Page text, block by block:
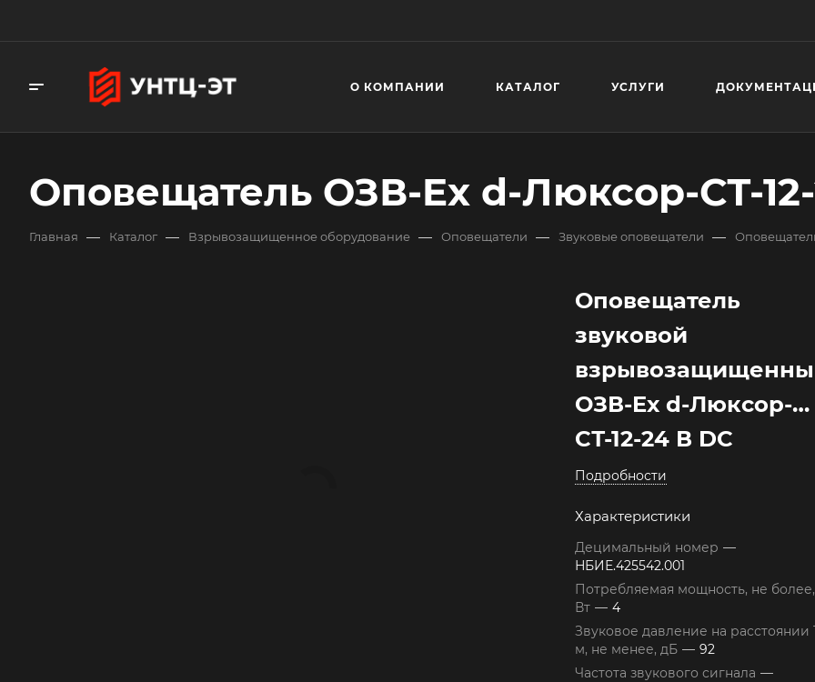
О КОМПАНИИ КАТАЛОГ УСЛУГИ
Оповещатель ОЗВ-Ex d-Люксор-СТ-
Главная — Каталог — Взрывозащищенное оборудование — Оповещатели — Звуковые оповещатели —
Оповещатель
звуковой
ОЗВ-Ex d-Люксор-
СТ-12-24 В DC
Подробности
Характеристики
Децимальный номер —
НБИЕ.425542.001
Потребляемая мощность, не более,
Вт — 4
Звуковое давление на расстоянии
м, не менее, дБ — 92
Частота звукового сигнала —